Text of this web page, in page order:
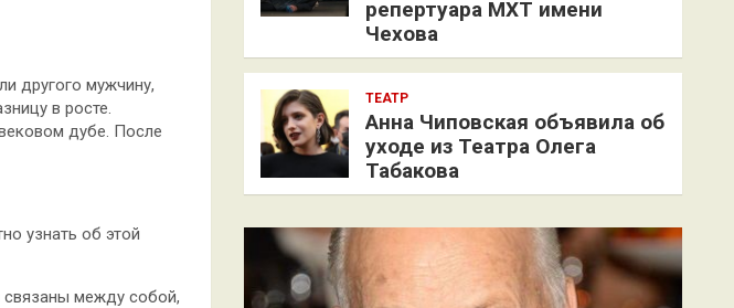
другого мужчину,
в росте.
дубе. После
узнать об этой
связаны между собой,
репертуара МХТ имени
Чехова
ТЕАТР
Анна Чиповская объявила об
уходе из Театра Олега
Табакова